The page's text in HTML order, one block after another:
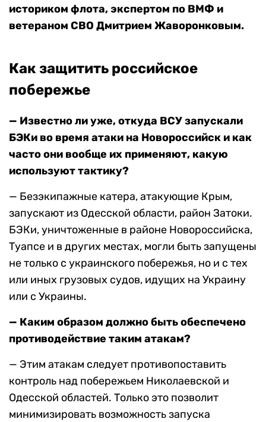
историком флота, экспертом по ВМФ и
ветераном СВО Дмитрием Жаворонковым.
Как защитить российское
побережье
— Известно ли уже, откуда ВСУ запускали
БЭКи во время атаки на Новороссийск и как
часто они вообще их применяют, какую
используют тактику?
— Безэкипажные катера, атакующие Крым,
запускают из Одесской области, район Затоки.
БЭКи, уничтоженные в районе Новороссийска,
Туапсе и в других местах, могли быть запущены
не только с украинского побережья, но и с тех
или иных грузовых судов, идущих на Украину
или с Украины.
— Каким образом должно быть обеспечено
противодействие таким атакам?
— Этим атакам следует противопоставить
контроль над побережьем Николаевской и
Одесской областей. Только это позволит
минимизировать возможность запуска